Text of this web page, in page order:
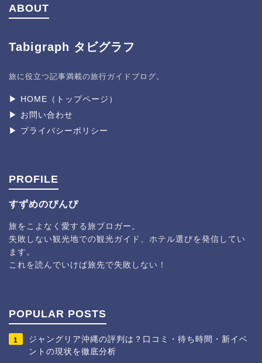
ABOUT
Tabigraph タビグラフ
旅に役立つ記事満載の旅行ガイドブログ。
▶︎ HOME（トップページ）
▶︎ お問い合わせ
▶︎ プライバシーポリシー
PROFILE
すずめのぴんぴ
旅をこよなく愛する旅ブロガー。
失敗しない観光地での観光ガイド、ホテル選びを発信してい
ます。
これを読んでいけば旅先で失敗しない！
POPULAR POSTS
1
ジャングリア沖縄の評判は？口コミ・待ち時間・新イベ
ントの現状を徹底分析